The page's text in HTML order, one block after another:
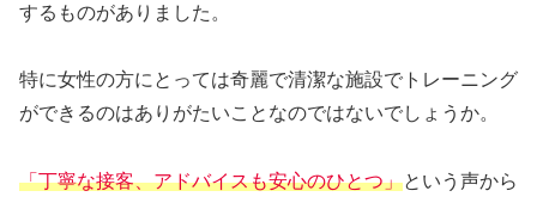
するものがありました。
特に女性の方にとっては奇麗で清潔な施設でトレーニング
ができるのはありがたいことなのではないでしょうか。
「丁寧な接客、アドバイスも安心のひとつ」という声から